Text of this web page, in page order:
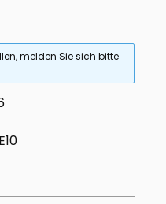
melden Sie sich bitte